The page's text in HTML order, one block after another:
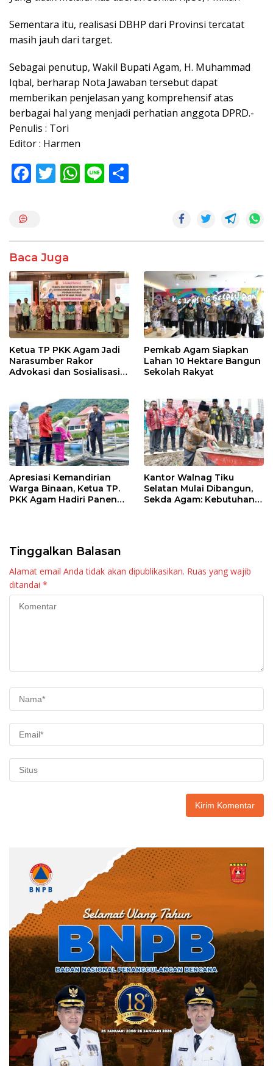
Sementara itu, realisasi DBHP dari Provinsi tercatat
masih jauh dari target.
Sebagai penutup, Wakil Bupati Agam, H. Muhammad
Iqbal, berharap Nota Jawaban tersebut dapat
memberikan penjelasan yang komprehensif atas
berbagai hal yang menjadi perhatian anggota DPRD.-
Penulis : Tori
Editor : Harmen
F
o
o
k
T W
p
p
Li
Baca Juga
Ketua TP PKK Agam Jadi
Narasumber Rakor
Advokasi dan Sosialisasi
Pemkab Agam Siapkan
Lahan 10 Hektare Bangun
Sekolah Rakyat
Apresiasi Kemandirian
Warga Binaan, Ketua TP.
PKK Agam Hadiri Panen
Kantor Walnag Tiku
Selatan Mulai Dibangun,
Sekda Agam: Kebutuhan
Tinggalkan Balasan
Alamat email Anda tidak akan dipublikasikan. Ruas yang wajib
ditandai *